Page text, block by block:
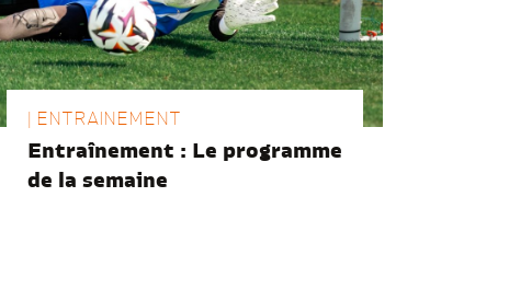
| ENTRAINEMENT
Entraînement : Le programme
de la semaine